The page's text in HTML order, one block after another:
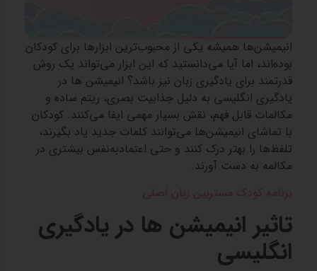
انیمیشن‌ها همیشه یکی از محبوب‌ترین ابزارها برای کودکان
بوده‌اند، اما آیا می‌دانستید که این ابزار می‌تواند یک روش
قدرتمند برای یادگیری زبان نیز باشد؟ انیمیشن‌ ها در
یادگیری انگلیسی به دلیل جذابیت بصری، ریتم ساده و
مکالمات قابل فهم، نقش بسیار مهمی ایفا می‌کنند. کودکان
با تماشای انیمیشن‌ها می‌توانند کلمات جدید یاد بگیرند،
تلفظ‌ها را بهتر درک کنند و حتی اعتمادبه‌نفس بیشتری در
مکالمه به دست آورند.
برنامه کودک مستربین زبان اصلی
تاثیر انیمیشن‌ ها در یادگیری
انگلیسی